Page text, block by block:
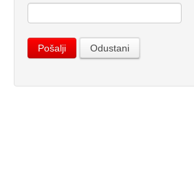
Pošalji Odustani